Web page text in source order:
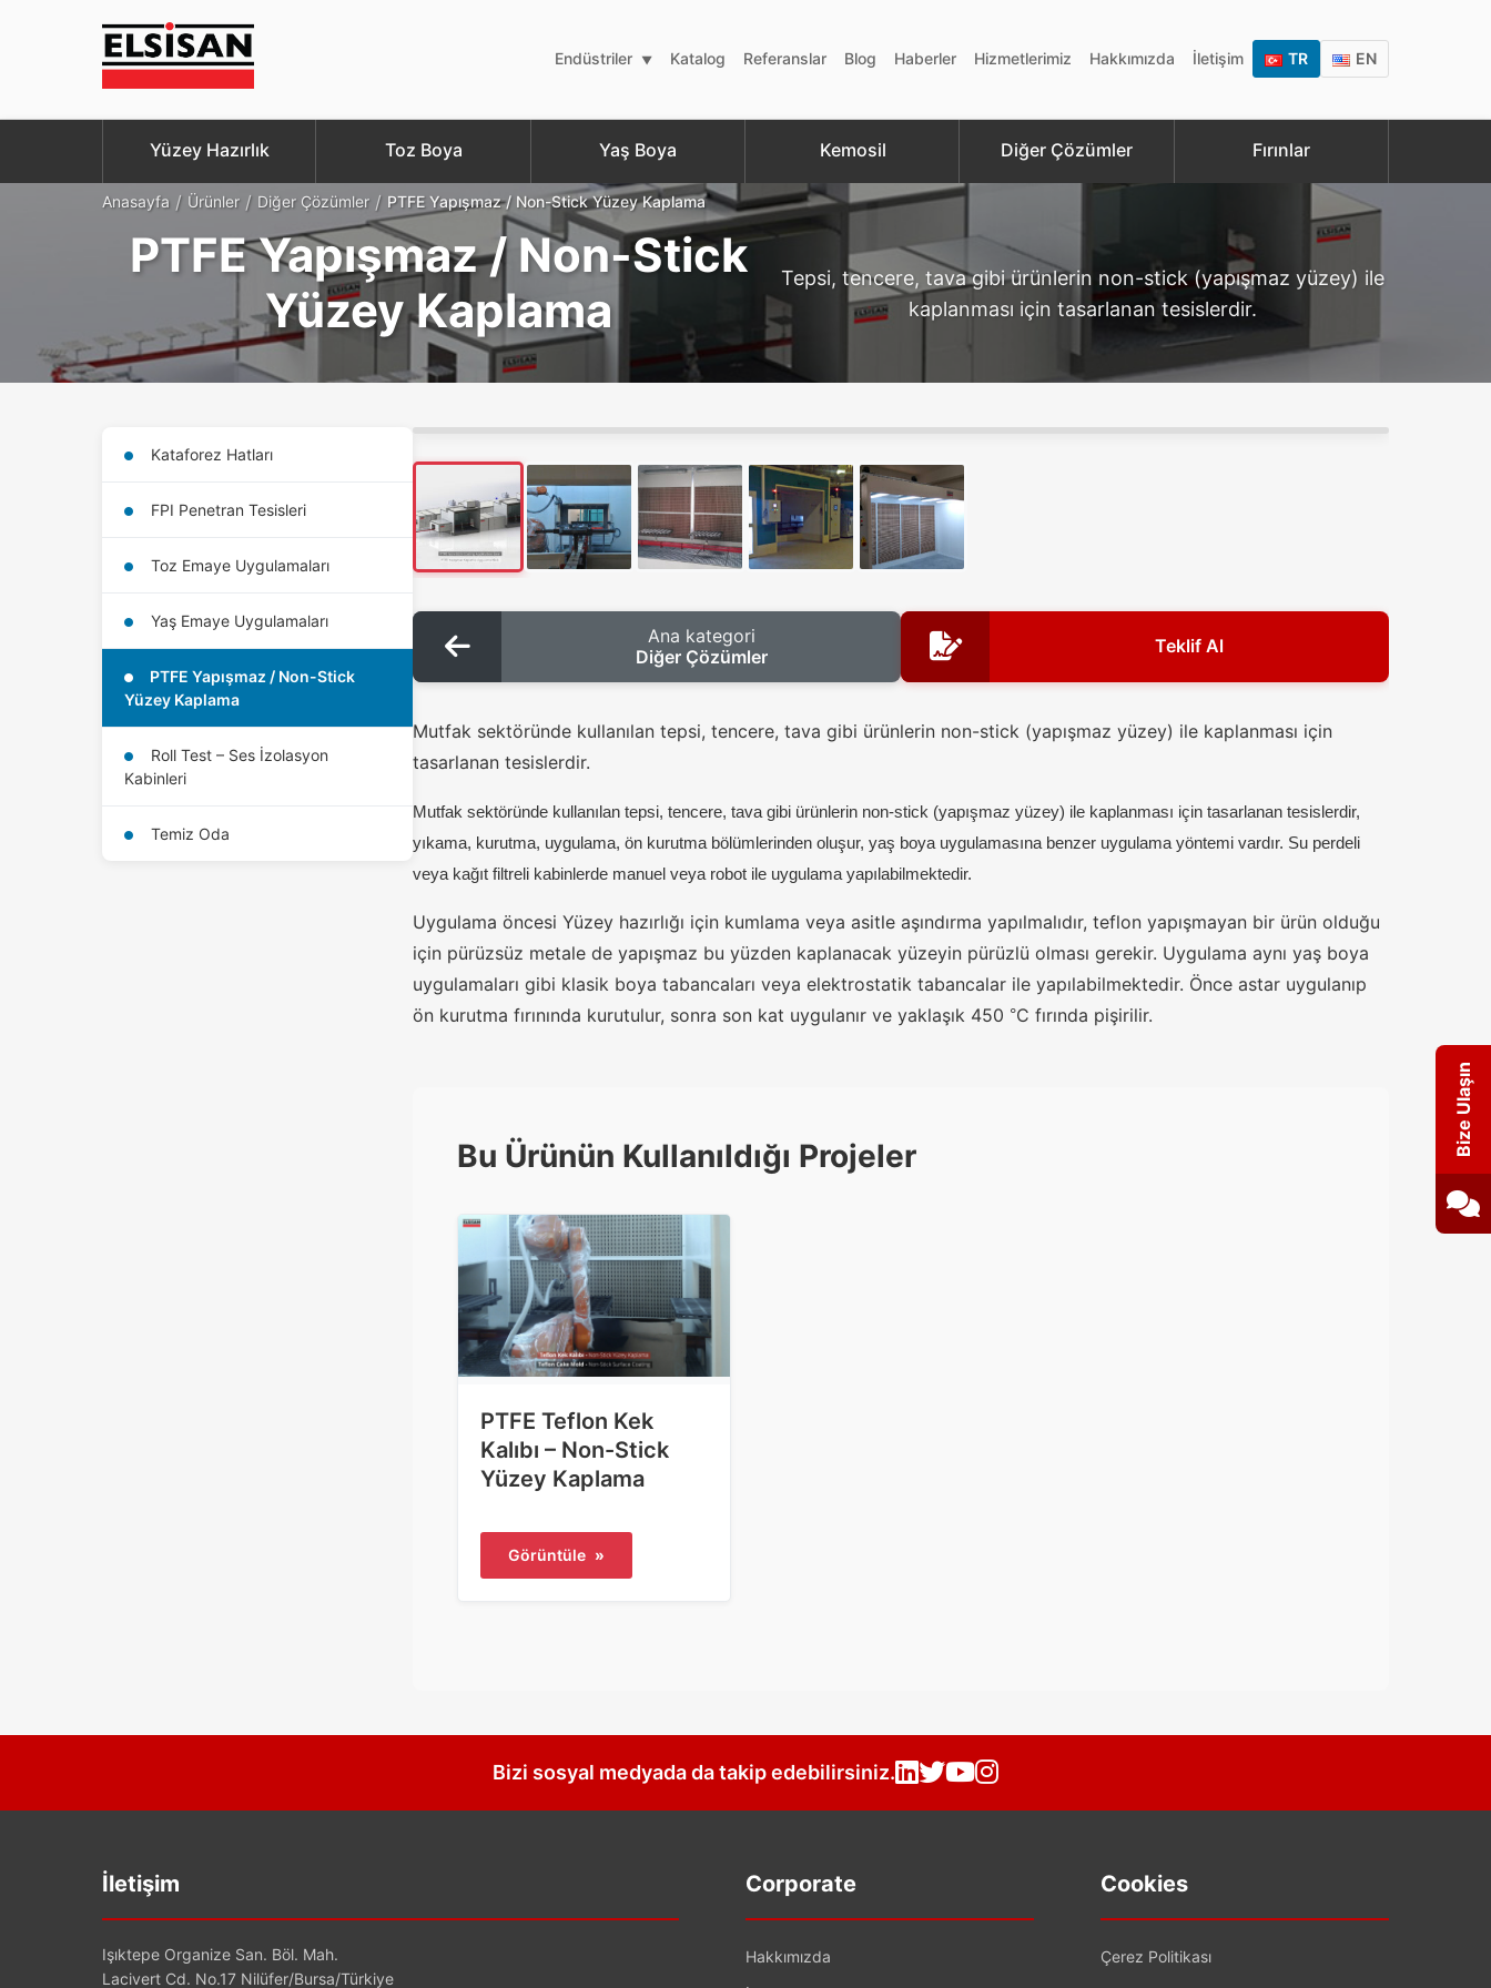
Endüstriler Katalog Referanslar Blog Haberler Hizmetlerimiz Hakkımızda İletişim TR EN
Yüzey Hazırlık Toz Boya Yaş Boya Kemosil Diğer Çözümler Fırınlar
Anasayfa / Ürünler / Diğer Çözümler / PTFE Yapışmaz / Non-Stick Yüzey Kaplama
PTFE Yapışmaz / Non-Stick
Yüzey Kaplama
Tepsi, tencere, tava gibi ürünlerin non-stick (yapışmaz yüzey) ile
kaplanması için tasarlanan tesislerdir.
Kataforez Hatları
FPI Penetran Tesisleri
Toz Emaye Uygulamaları
Yaş Emaye Uygulamaları
PTFE Yapışmaz / Non-Stick
Yüzey Kaplama
Roll Test – Ses İzolasyon
Kabinleri
Temiz Oda
Ana kategori
Diğer Çözümler
Teklif Al
Mutfak sektöründe kullanılan tepsi, tencere, tava gibi ürünlerin non-stick (yapışmaz yüzey) ile kaplanması için
tasarlanan tesislerdir.
Mutfak sektöründe kullanılan tepsi, tencere, tava gibi ürünlerin non-stick (yapışmaz yüzey) ile kaplanması için tasarlanan tesislerdir,
yıkama, kurutma, uygulama, ön kurutma bölümlerinden oluşur, yaş boya uygulamasına benzer uygulama yöntemi vardır. Su perdeli
veya kağıt filtreli kabinlerde manuel veya robot ile uygulama yapılabilmektedir.
Uygulama öncesi Yüzey hazırlığı için kumlama veya asitle aşındırma yapılmalıdır, teflon yapışmayan bir ürün olduğu
için pürüzsüz metale de yapışmaz bu yüzden kaplanacak yüzeyin pürüzlü olması gerekir. Uygulama aynı yaş boya
uygulamaları gibi klasik boya tabancaları veya elektrostatik tabancalar ile yapılabilmektedir. Önce astar uygulanıp
ön kurutma fırınında kurutulur, sonra son kat uygulanır ve yaklaşık 450 °C fırında pişirilir.
Bu Ürünün Kullanıldığı Projeler
PTFE Teflon Kek
Kalıbı – Non-Stick
Yüzey Kaplama
Görüntüle »
Bizi sosyal medyada da takip edebilirsiniz.
İletişim
Işıktepe Organize San. Böl. Mah.
Lacivert Cd. No.17 Nilüfer/Bursa/Türkiye
Corporate
Hakkımızda
Cookies
Çerez Politikası
Bize Ulaşın